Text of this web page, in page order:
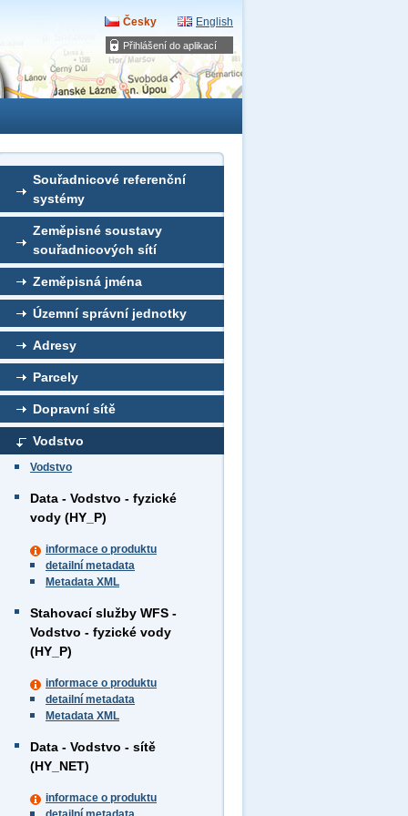
Přihlášení do aplikací
Česky English
Souřadnicové referenční
systémy
Zeměpisné soustavy
souřadnicových sítí
Zeměpisná jména
Územní správní jednotky
Adresy
Parcely
Dopravní sítě
Vodstvo
Vodstvo
Data - Vodstvo - fyzické
vody (HY_P)
informace o produktu
detailní metadata
Metadata XML
Stahovací služby WFS -
Vodstvo - fyzické vody
(HY_P)
informace o produktu
detailní metadata
Metadata XML
Data - Vodstvo - sítě
(HY_NET)
informace o produktu